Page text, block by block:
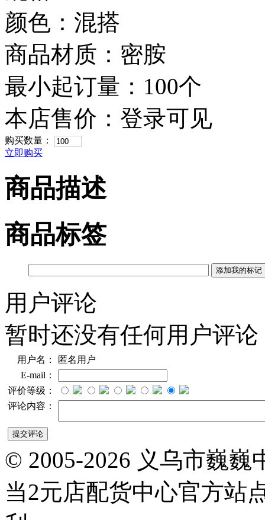
颜色：混搭
商品材质：密胺
最小起订量：100个
本店售价： 登录可见
购买数量：
立即购买
商品描述
商品标签
用户评论
暂时还没有任何用户评论
用户名：
匿名用户
E-mail：
评价等级：
评论内容：
© 2005-2026 义乌市巍
当2元店配货中心官方站